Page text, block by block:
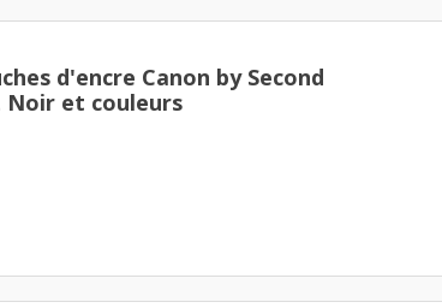
d'encre Canon by Second
Noir et couleurs